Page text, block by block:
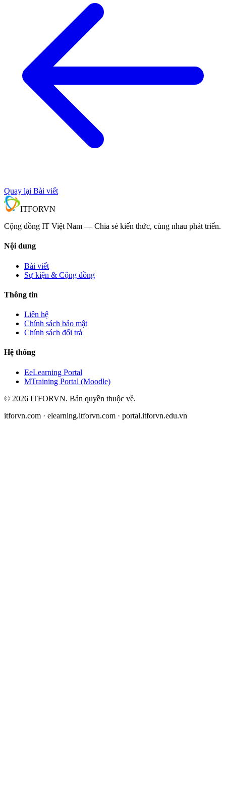
Quay lại Bài viết
ITFORVN
Cộng đồng IT Việt Nam — Chia sẻ kiến thức, cùng nhau phát triển.
Nội dung
Bài viết
Sự kiện & Cộng đồng
Thông tin
Liên hệ
Chính sách bảo mật
Chính sách đổi trả
Hệ thống
EeLearning Portal
MTraining Portal (Moodle)
© 2026 ITFORVN. Bản quyền thuộc về.
itforvn.com · elearning.itforvn.com · portal.itforvn.edu.vn